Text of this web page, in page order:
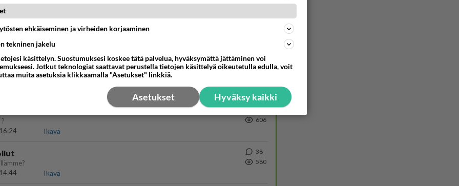
Ikävä
Maailman menoa
täysi-ikäinen hukkui?
11
Ikävä
43
606
Ikävä
38
580
ehkäiseminen ja virheiden korjaaminen
tekninen jakelu
käsittelyn. Suostumuksesi koskee tätä palvelua, hyväksymättä jättäminen voi
Jotkut teknologiat saattavat perustella tietojen käsittelyä oikeutetulla edulla, voit
muita asetuksia klikkaamalla "Asetukset" linkkiä.
Hyväksy kaikki
Asetukset